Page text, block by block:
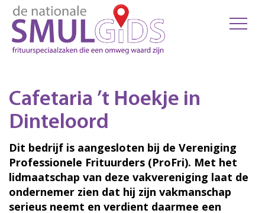
Cafetaria ’t Hoekje in
Dinteloord
Dit bedrijf is aangesloten bij de Vereniging
Professionele Frituurders (ProFri). Met het
lidmaatschap van deze vakvereniging laat de
ondernemer zien dat hij zijn vakmanschap
serieus neemt en verdient daarmee een